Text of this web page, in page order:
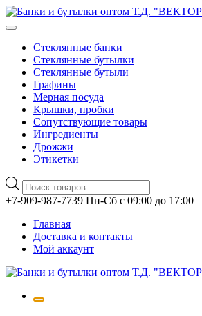
Стеклянные банки
Стеклянные бутылки
Стеклянные бутыли
Графины
Мерная посуда
Крышки, пробки
Сопутствующие товары
Ингредиенты
Дрожжи
Этикетки
Поиск
товаров
Перейти
содержимому
+7-909-987-7739 Пн-Сб с 09:00 до 17:00
Главная
Доставка и контакты
Мой аккаунт